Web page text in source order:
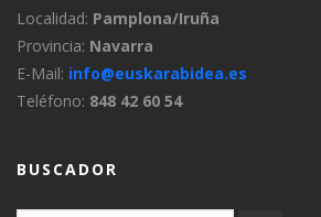
Localidad: Pamplona/Iruña
Provincia: Navarra
E-Mail: info@euskarabidea.es
Teléfono: 848 42 60 54
BUSCADOR